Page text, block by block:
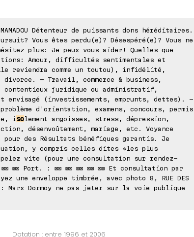
MAMADOU Détenteur de puissants dons héréditaires.
Vous êtes perdu(e)? Désespéré(e)? Vous ne
plus: Je peux vous aider! Quelles que
Amour, difficultés sentimentales et
reviendra comme un toutou), infidélité,
divorce. - Travail, commerce & business,
contentieux juridique ou administratif,
envisagé (investissements, emprunts, dettes). -
d'orientation, examens, concours, permis
i solement angoisses, stress, dépression,
désenvoûtement, mariage, etc. Voyance
des Résultats bénéfiques garantis. Je
y compris celles dites «les plus
vite (pour une consultation sur rendez-
⊠⊠ Port. : ⊠⊠ ⊠⊠ ⊠⊠ ⊠⊠ ⊠⊠ Et consultation par
une enveloppe timbrée, avec photo 8, RUE DES
M°: Marx Dormoy ne pas jeter sur la voie publique
Datation : entre 1996 et 2006